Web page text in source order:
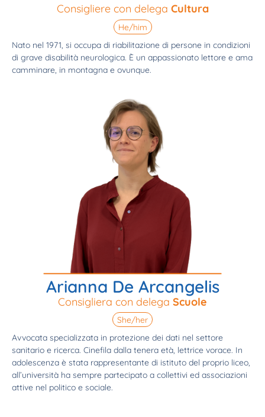
Consigliere con delega Cultura
He/him
Nato nel 1971, si occupa di riabilitazione di persone in condizioni
di grave disabilità neurologica. È un appassionato lettore e ama
camminare, in montagna e ovunque.
Arianna De Arcangelis
Consigliera con delega Scuole
She/her
Avvocata specializzata in protezione dei dati nel settore
sanitario e ricerca. Cinefila dalla tenera età, lettrice vorace. In
adolescenza è stata rappresentante di istituto del proprio liceo,
all’università ha sempre partecipato a collettivi ed associazioni
attive nel politico e sociale.